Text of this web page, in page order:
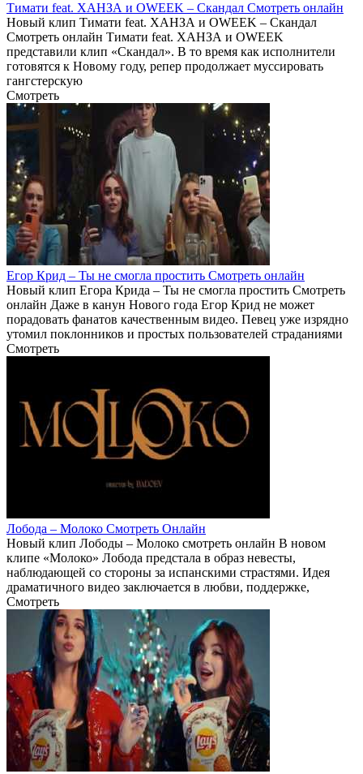
Тимати feat. ХАНЗА и OWEEK – Скандал Смотреть онлайн
Новый клип Тимати feat. ХАНЗА и OWEEK – Скандал
Смотреть онлайн Тимати feat. ХАНЗА и OWEEK
представили клип «Скандал». В то время как исполнители
готовятся к Новому году, репер продолжает муссировать
гангстерскую
Смотреть
Егор Крид – Ты не смогла простить Смотреть онлайн
Новый клип Егора Крида – Ты не смогла простить Смотреть
онлайн Даже в канун Нового года Егор Крид не может
порадовать фанатов качественным видео. Певец уже изрядно
утомил поклонников и простых пользователей страданиями
Смотреть
Лобода – Молоко Смотреть Онлайн
Новый клип Лободы – Молоко смотреть онлайн В новом
клипе «Молоко» Лобода предстала в образ невесты,
наблюдающей со стороны за испанскими страстями. Идея
драматичного видео заключается в любви, поддержке,
Смотреть